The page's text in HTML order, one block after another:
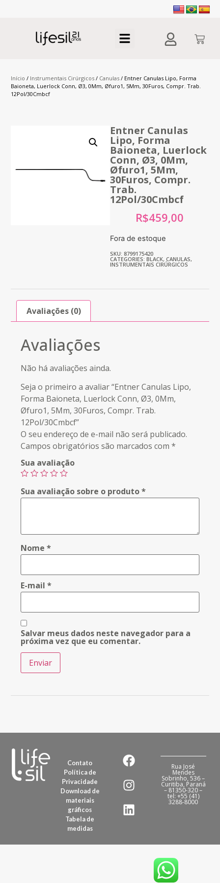
Início / Instrumentais Cirúrgicos / Canulas / Entner Canulas Lipo, Forma
Baioneta, Luerlock Conn, Ø3, 0Mm, Øfuro1, 5Mm, 30Furos, Compr. Trab.
12Pol/30Cmbcf
Entner Canulas
Lipo, Forma
Baioneta, Luerlock
Conn, Ø3, 0Mm,
Øfuro1, 5Mm,
30Furos, Compr.
Trab.
12Pol/30Cmbcf
R$459,00
Fora de estoque
SKU: 8799175420
CATEGORIES: BLACK, CANULAS,
INSTRUMENTAIS CIRÚRGICOS
Avaliações (0)
Avaliações
Não há avaliações ainda.
Seja o primeiro a avaliar “Entner Canulas Lipo,
Forma Baioneta, Luerlock Conn, Ø3, 0Mm,
Øfuro1, 5Mm, 30Furos, Compr. Trab.
12Pol/30Cmbcf”
O seu endereço de e-mail não será publicado.
Campos obrigatórios são marcados com*
Sua avaliação
Sua avaliação sobre o produto*
Nome*
E-mail*
Salvar meus dados neste navegador para a
próxima vez que eu comentar.
Contato
Política de
Privacidade
Download de
materiais
gráficos
Tabela de
medidas
Rua José
Mendes
Sobrinho, 536 –
Curitiba, Paraná
– 81350-320 –
tel: +55 (41)
3288-8000